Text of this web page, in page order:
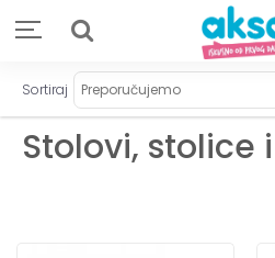
Stolovi, stolice
Sortiraj